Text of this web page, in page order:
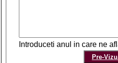
Introduceti anul in care ne